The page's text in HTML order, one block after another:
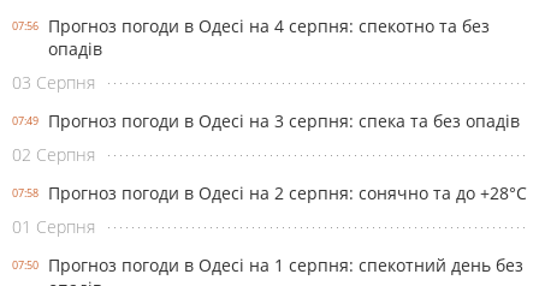
07:56
Прогноз погоди в Одесі на 4 серпня: спекотно та без
опадів
03 Серпня
07:49
Прогноз погоди в Одесі на 3 серпня: спека та без опадів
02 Серпня
07:58
Прогноз погоди в Одесі на 2 серпня: сонячно та до +28°С
01 Серпня
07:50
Прогноз погоди в Одесі на 1 серпня: спекотний день без